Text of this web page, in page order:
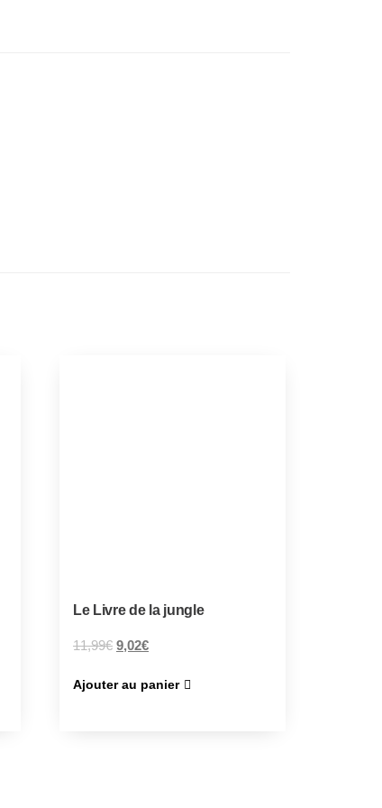
Le Livre de la jungle
11,99€ 9,02€
Ajouter au panier